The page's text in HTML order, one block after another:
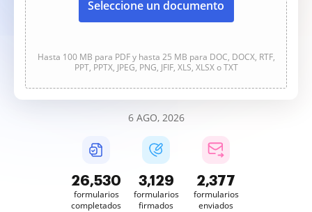
Seleccione un documento
Hasta 100 MB para PDF y hasta 25 MB para DOC, DOCX, RTF,
PPT, PPTX, JPEG, PNG, JFIF, XLS, XLSX o TXT
6 AGO, 2026
26,531
formularios
completados
3,129
formularios
firmados
2,377
formularios
enviados